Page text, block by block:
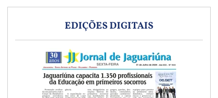
EDIÇÕES DIGITAIS